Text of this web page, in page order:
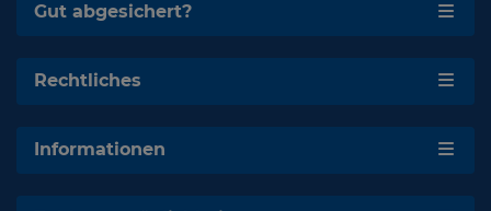
Gut abgesichert?
Rechtliches
Informationen